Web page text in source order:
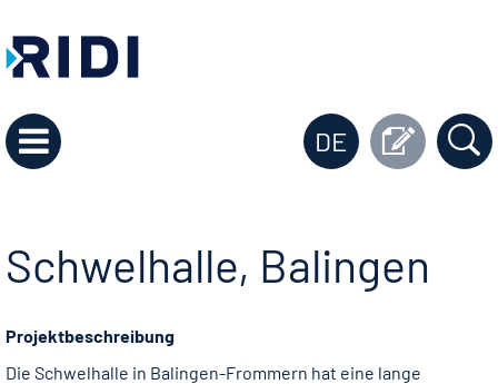
DE
Schwelhalle, Balingen
Projektbeschreibung
Die Schwelhalle in Balingen-Frommern hat eine lange